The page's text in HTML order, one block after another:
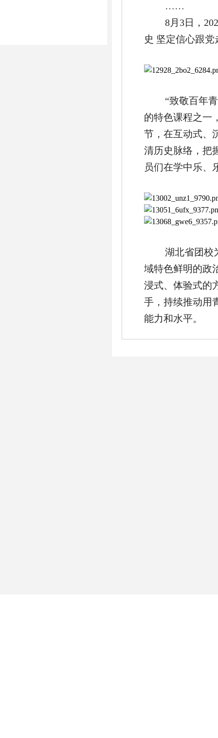
……
8月3日，
史 坚定信心跟
“致敬百年
的特色课程之一
节，在互动式、
清历史脉络，把
员们在学中乐、
湖北省团校
域特色鲜明的政
浸式、体验式的
手，持续推动用
能力和水平。